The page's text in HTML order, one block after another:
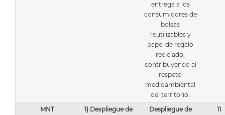
entrega a los
consumidores de
bolsas
reutilizables y
papel de regalo
reciclado,
contribuyendo al
respeto
medioambiental
del territorio.
MNT
1) Despliegue de
Despliegue de
11